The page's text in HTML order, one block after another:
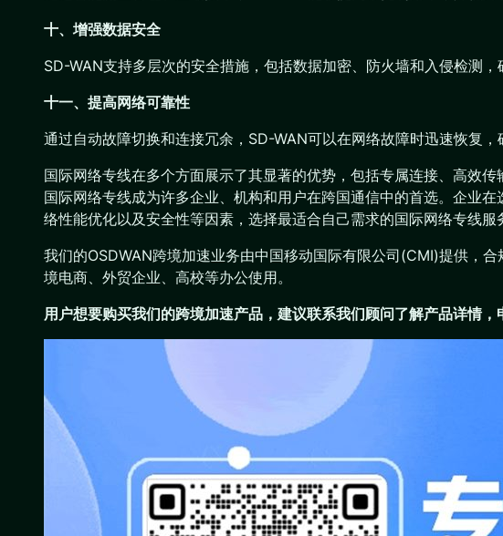
十、增强数据安全
SD-WAN支持多层次的安全措施，包括数据加密、防火墙和入侵检测
十一、提高网络可靠性
通过自动故障切换和连接冗余，SD-WAN可以在网络故障时迅速恢复
国际网络专线在多个方面展示了其显著的优势，包括专属连接、高效
国际网络专线成为许多企业、机构和用户在跨国通信中的首选。企业
络性能优化以及安全性等因素，选择最适合自己需求的国际网络专线服
我们的OSDWAN跨境加速业务由中国移动国际有限公司(CMI)提供，
境电商、外贸企业、高校等办公使用。
用户想要购买我们的跨境加速产品 ，建议联系我们顾问了解产品详情